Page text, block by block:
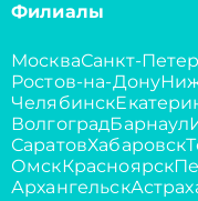
Филиалы
МоскваСанкт-
Ростов-на-Дону
Челябинск
ВолгоградБарнаул
СаратовХабаровск
ОмскКрасноярск
Архангельск